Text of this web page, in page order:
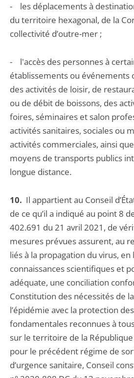
- les déplacements à
du territoire hexagonal, de la
collectivité d’outre-mer ;
- l'accès des personnes à
établissements ou événements
des activités de loisir, de
ou de débit de boissons, des
foires, séminaires et salon
activités sanitaires, sociales ou
activités commerciales, ainsi que
moyens de transports publics
longue distance.
10. Il appartient au Conseil
de ce qu’il a indiqué au point 8
402.691 du 21 avril 2021, de
mesures prévues assurent, au
liés à la propagation du virus, en
connaissances scientifiques et
adéquate, une conciliation
Constitution des nécessités de
l’épidémie avec la protection
fondamentales reconnues à
sur le territoire de la
pour le précédent régime de
d’urgence sanitaire, Conseil